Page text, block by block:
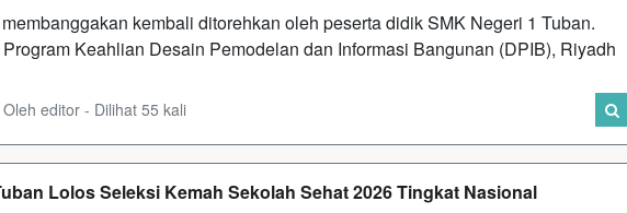
kembali ditorehkan oleh peserta didik SMK Negeri 1 Tuban.
Keahlian Desain Pemodelan dan Informasi Bangunan (DPIB), Riyadh
editor - Dilihat 55 kali
Lolos Seleksi Kemah Sekolah Sehat 2026 Tingkat Nasional